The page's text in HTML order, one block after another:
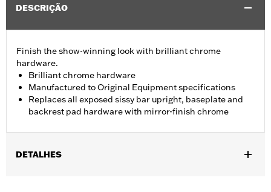
DESCRIÇÃO
Finish the show-winning look with brilliant chrome
hardware.
Brilliant chrome hardware
Manufactured to Original Equipment specifications
Replaces all exposed sissy bar upright, baseplate and
backrest pad hardware with mirror-finish chrome
DETALHES